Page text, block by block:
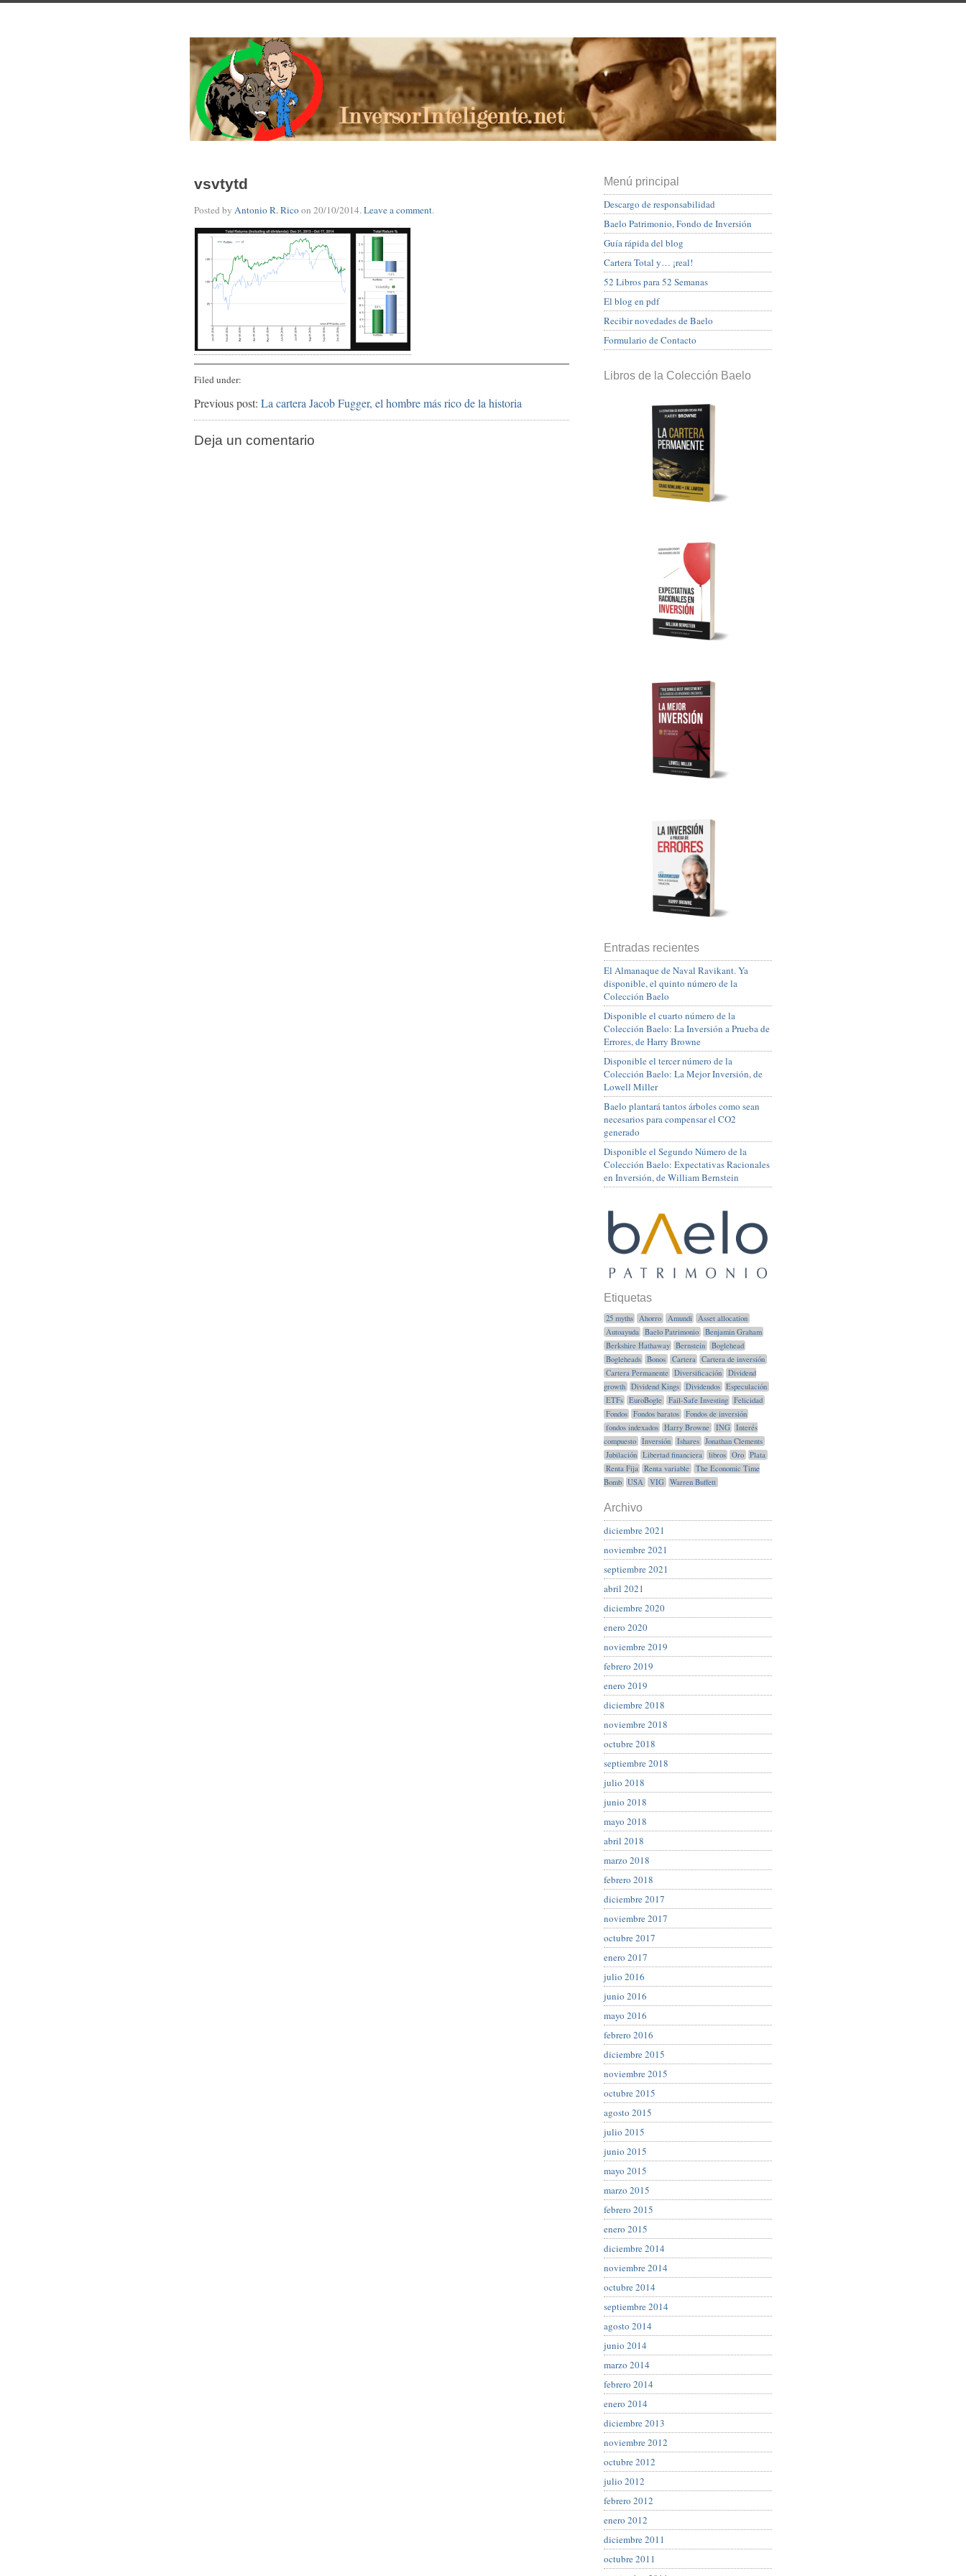
vsvtytd
Posted by Antonio R. Ricoon 20/10/2014.Leave a comment.
Filed under:
Previous post: La cartera Jacob Fugger, el hombre más rico de la historia
Deja un comentario
Menú principal
Descargo de responsabilidad
Baelo Patrimonio, Fondo de Inversión
Guía rápida del blog
Cartera Total y… ¡real!
52 Libros para 52 Semanas
El blog en pdf
Recibir novedades de Baelo
Formulario de Contacto
Libros de la Colección Baelo
Entradas recientes
El Almanaque de Naval Ravikant. Ya
disponible, el quinto número de la
Colección Baelo
Disponible el cuarto número de la
Colección Baelo: La Inversión a Prueba de
Errores, de Harry Browne
Disponible el tercer número de la
Colección Baelo: La Mejor Inversión, de
Lowell Miller
Baelo plantará tantos árboles como sean
necesarios para compensar el CO2
generado
Disponible el Segundo Número de la
Colección Baelo: Expectativas Racionales
en Inversión, de William Bernstein
Etiquetas
25 myths Ahorro Amundi
Asset allocation
Autoayuda
Baelo Patrimonio
Benjamin Graham
Berkshire Hathaway
Bernstein
Boglehead
Bogleheads
Bonos Cartera
Cartera de inversión
Cartera Permanente
Diversificación
Dividend
growth
Dividend Kings Dividendos
Especulación
ETFs
EuroBogle Fail-Safe Investing
Felicidad
Fondos
Fondos baratos
Fondos de inversión
fondos indexados
Harry Browne ING
Interés
compuesto
Inversión Ishares
Jonathan Clements
Jubilación
Libertad financiera libros Oro
Plata
Renta Fija
Renta variable
The Economic Time
Bomb
USA VIG Warren Buffett
Archivo
diciembre 2021
noviembre 2021
septiembre 2021
abril 2021
diciembre 2020
enero 2020
noviembre 2019
febrero 2019
enero 2019
diciembre 2018
noviembre 2018
octubre 2018
septiembre 2018
julio 2018
junio 2018
mayo 2018
abril 2018
marzo 2018
febrero 2018
diciembre 2017
noviembre 2017
octubre 2017
enero 2017
julio 2016
junio 2016
mayo 2016
febrero 2016
diciembre 2015
noviembre 2015
octubre 2015
agosto 2015
julio 2015
junio 2015
mayo 2015
marzo 2015
febrero 2015
enero 2015
diciembre 2014
noviembre 2014
octubre 2014
septiembre 2014
agosto 2014
junio 2014
marzo 2014
febrero 2014
enero 2014
diciembre 2013
noviembre 2012
octubre 2012
julio 2012
febrero 2012
enero 2012
diciembre 2011
octubre 2011